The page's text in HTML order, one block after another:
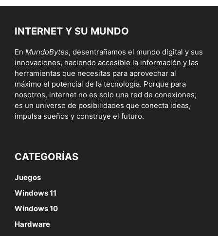
INTERNET Y SU MUNDO
En MundoBytes, desentrañamos el mundo digital y sus
innovaciones, haciendo accesible la información y las
herramientas que necesitas para aprovechar al
máximo el potencial de la tecnología. Porque para
nosotros, internet no es solo una red de conexiones;
es un universo de posibilidades que conecta ideas,
impulsa sueños y construye el futuro.
CATEGORÍAS
Juegos
Windows 11
Windows 10
Hardware